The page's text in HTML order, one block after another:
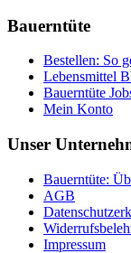
Bauerntüte
Bestellen: So
Lebensmittel
Bauerntüte
Mein Konto
Unser
Bauerntüte:
AGB
Impressum